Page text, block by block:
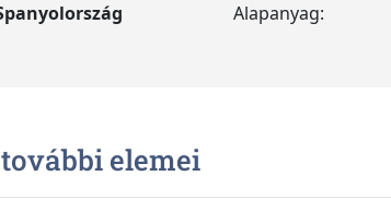
Alapanyag:
elemei